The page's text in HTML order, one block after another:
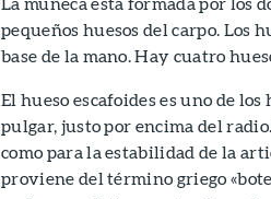
pequeños huesos del carpo. Los
base de la mano. Hay cuatro
El hueso escafoides es uno de
pulgar, justo por encima del
como para la estabilidad de la
proviene del término griego